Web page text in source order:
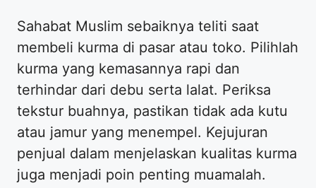
Sahabat Muslim sebaiknya teliti saat
membeli kurma di pasar atau toko. Pilihlah
kurma yang kemasannya rapi dan
terhindar dari debu serta lalat. Periksa
tekstur buahnya, pastikan tidak ada kutu
atau jamur yang menempel. Kejujuran
penjual dalam menjelaskan kualitas kurma
juga menjadi poin penting muamalah.